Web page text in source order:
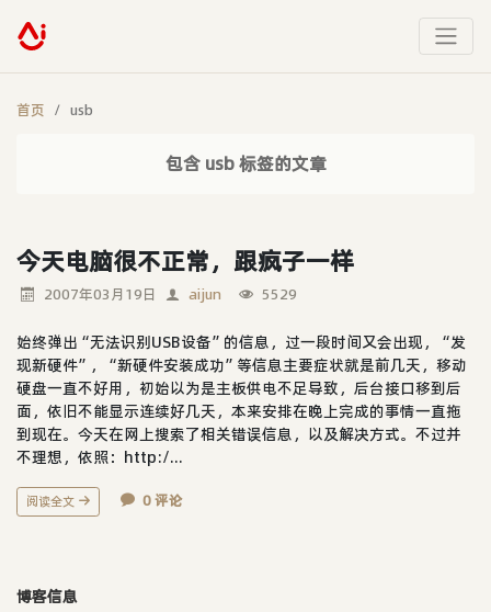
首页 usb
包含 usb 标签的文章
今天电脑很不正常，跟疯子一样
2007年03月19日 aijun 5529
始终弹出“无法识别USB设备”的信息，过一段时间又会出现，“发
现新硬件”，“新硬件安装成功”等信息主要症状就是前几天，移动
硬盘一直不好用，初始以为是主板供电不足导致，后台接口移到后
面，依旧不能显示连续好几天，本来安排在晚上完成的事情一直拖
到现在。今天在网上搜索了相关错误信息，以及解决方式。不过并
不理想，依照：http:/...
阅读全文 0 评论
博客信息